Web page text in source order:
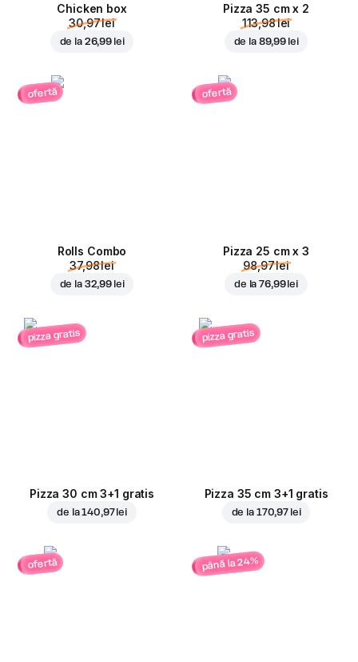
Chicken box
30,97 lei
de la 26,99 lei
Pizza 35 cm x 2
113,98 lei
de la 89,99 lei
ofertă
Rolls Combo
37,98 lei
de la 32,99 lei
ofertă
Pizza 25 cm x 3
98,97 lei
de la76,99 lei
pizza gratis
Pizza 30 cm 3+1 gratis
de la140,97 lei
pizza gratis
Pizza 35 cm 3+1 gratis
de la 170,97 lei
ofertă până la 24%